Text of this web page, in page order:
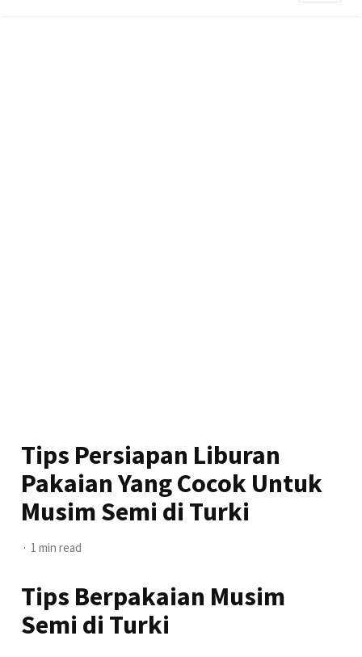
Tips Persiapan Liburan
Pakaian Yang Cocok Untuk
Musim Semi di Turki
1 min read
Tips Berpakaian Musim
Semi di Turki